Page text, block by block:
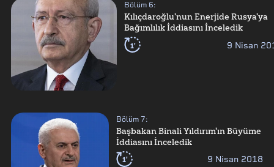
Bölüm 6:
Kılıçdaroğlu'nun Enerjide Rusya'ya
Bağımlılık İddiasını İnceledik
1' 9 Nisan
Bölüm 7:
Başbakan Binali Yıldırım'ın Büyüme
İddiasını İnceledik
1' 9 Nisan 2018